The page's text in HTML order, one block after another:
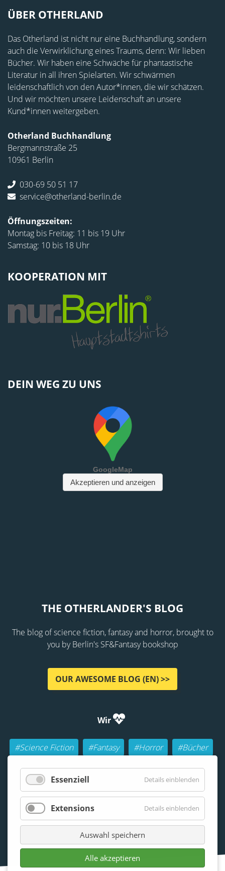
ÜBER OTHERLAND
Das Otherland ist nicht nur eine Buchhandlung, sondern
auch die Verwirklichung eines Traums, denn: Wir lieben
Bücher. Wir haben eine Schwäche für phantastische
Literatur in all ihren Spielarten. Wir schwärmen
leidenschaftlich von den Autor*innen, die wir schätzen.
Und wir möchten unsere Leidenschaft an unsere
Kund*innen weitergeben.
Otherland Buchhandlung
Bergmannstraße 25
10961 Berlin
030-69 50 51 17
service@otherland-berlin.de
Öffnungszeiten:
Montag bis Freitag: 11 bis 19 Uhr
Samstag: 10 bis 18 Uhr
KOOPERATION MIT
DEIN WEG ZU UNS
THE OTHERLANDER'S BLOG
The blog of science fiction, fantasy and horror, brought to
you by Berlin's SF&Fantasy bookshop
OUR AWESOME BLOG (EN) >>
Wir
#Science Fiction #Fantasy #Horror
#Bücher
#Autoren
#Buch-Geeks
#Rollenspiele (RPGs)
Essenziell Details einblenden
Extensions Details einblenden
Auswahl speichern
Alle akzeptieren